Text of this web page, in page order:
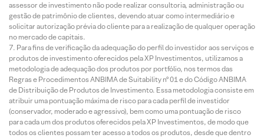
assessor de investimento não pode realizar consultoria, administração ou
gestão de patrimônio de clientes, devendo atuar como intermediário e
solicitar autorização prévia do cliente para a realização de qualquer operação
no mercado de capitais.
Para fins de verificação da adequação do perfil do investidor aos serviços e
produtos de investimento oferecidos pela XP Investimentos, utilizamos a
metodologia de adequação dos produtos por portfólio, nos termos das
Regras e Procedimentos ANBIMA de Suitability nº 01 e do Código ANBIMA
de Distribuição de Produtos de Investimento. Essa metodologia consiste em
atribuir uma pontuação máxima de risco para cada perfil de investidor
(conservador, moderado e agressivo), bem como uma pontuação de risco
para cada um dos produtos oferecidos pela XP Investimentos, de modo que
todos os clientes possam ter acesso a todos os produtos, desde que dentro